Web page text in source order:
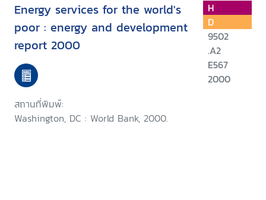
Energy services for the world's
poor : energy and development
report 2000
สถานที่พิมพ์:
Washington, DC : World Bank, 2000.
H
D
9502
.A2
E567
2000